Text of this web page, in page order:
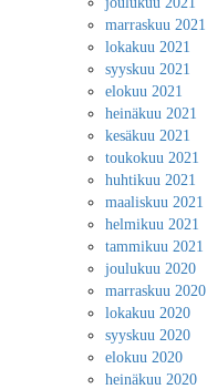
marraskuu 2021
lokakuu 2021
syyskuu 2021
elokuu 2021
heinäkuu 2021
kesäkuu 2021
toukokuu 2021
huhtikuu 2021
maaliskuu 2021
helmikuu 2021
tammikuu 2021
joulukuu 2020
marraskuu 2020
lokakuu 2020
syyskuu 2020
elokuu 2020
heinäkuu 2020